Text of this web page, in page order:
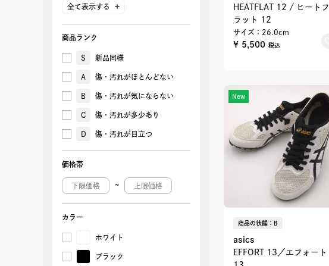
27.5cm
27cm
全て表示する
商品ランク
S 新品同様
A 傷・汚れがほとんどない
B 傷・汚れが気にならない
C 傷・汚れが多少あり
D 傷・汚れが目立つ
価格帯
~
カラー
ホワイト
ブラック
HEATFLAT 12 / ヒートフ
ラット 12
サイズ：26.0cm
¥ 5,500 税込
New
商品の状態：B
asics
EFFORT 13／エフォート